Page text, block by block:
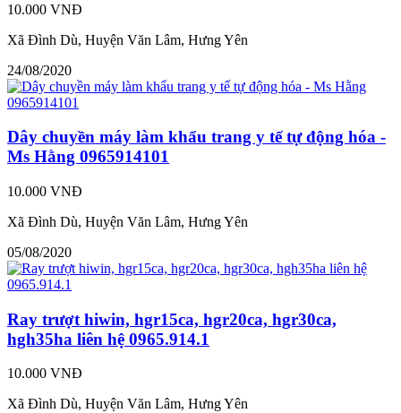
10.000 VNĐ
Xã Đình Dù, Huyện Văn Lâm, Hưng Yên
24/08/2020
Dây chuyền máy làm khẩu trang y tế tự động hóa -
Ms Hằng 0965914101
10.000 VNĐ
Xã Đình Dù, Huyện Văn Lâm, Hưng Yên
05/08/2020
Ray trượt hiwin, hgr15ca, hgr20ca, hgr30ca,
hgh35ha liên hệ 0965.914.1
10.000 VNĐ
Xã Đình Dù, Huyện Văn Lâm, Hưng Yên